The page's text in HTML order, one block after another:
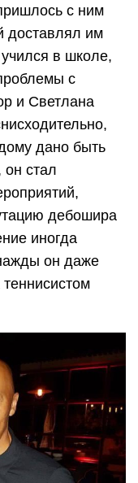
с ним
доставлял им
в школе,
с
и Светлана
дано быть
стал
дебошира
иногда
он даже